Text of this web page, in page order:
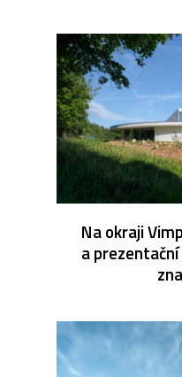
Na okraji
a